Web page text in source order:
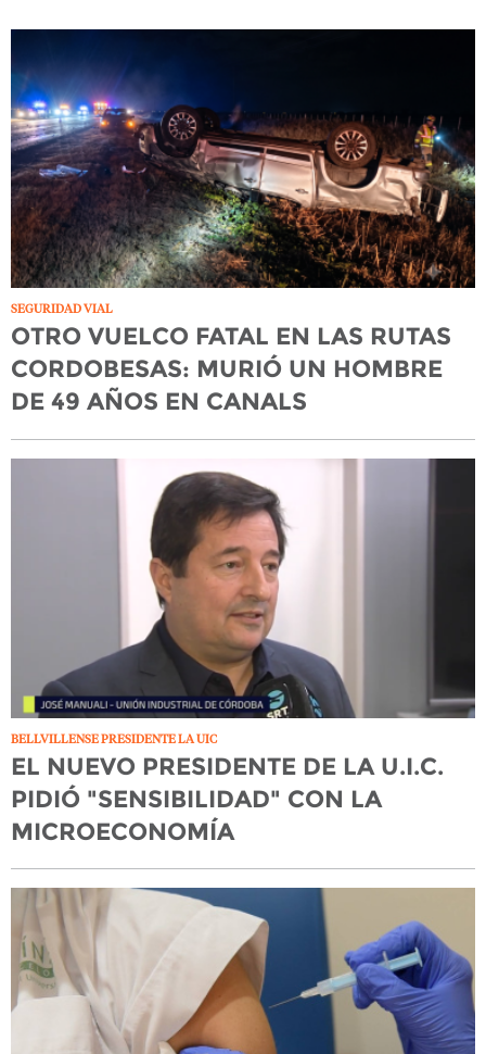
SEGURIDAD VIAL
OTRO VUELCO FATAL EN LAS RUTAS
CORDOBESAS: MURIÓ UN HOMBRE
DE 49 AÑOS EN CANALS
BELLVILLENSE PRESIDENTE LA UIC
EL NUEVO PRESIDENTE DE LA U.I.C.
PIDIÓ "SENSIBILIDAD" CON LA
MICROECONOMÍA